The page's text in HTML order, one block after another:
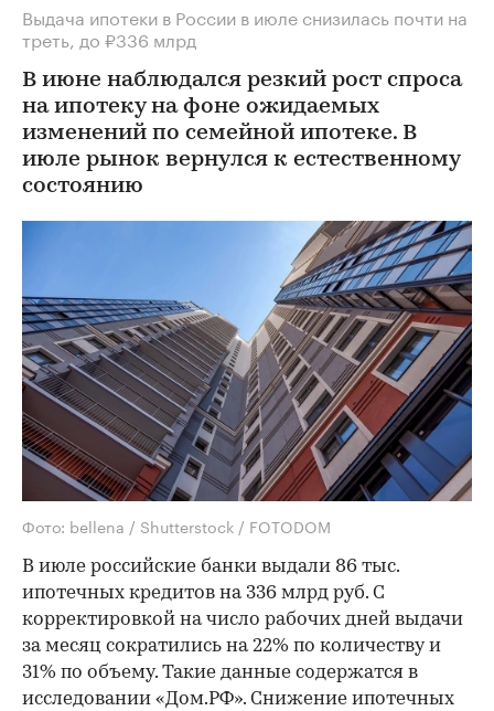
Выдача ипотеки в России в июле снизилась почти на
треть, до ₽336 млрд
В июне наблюдался резкий рост спроса
на ипотеку на фоне ожидаемых
изменений по семейной ипотеке. В
июле рынок вернулся к естественному
состоянию
Фото: bellena / Shutterstock / FOTODOM
В июле российские банки выдали 86 тыс.
ипотечных кредитов на 336 млрд руб. С
корректировкой на число рабочих дней выдачи
за месяц сократились на 22% по количеству и
31% по объему. Такие данные содержатся в
исследовании «Дом.РФ». Снижение ипотечных